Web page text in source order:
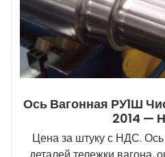
Ось Вагонная РУ1Ш
2014 —
Цена за штуку с НДС.